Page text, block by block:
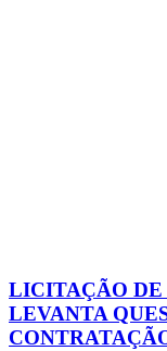
LICITAÇÃO DE
LEVANTA